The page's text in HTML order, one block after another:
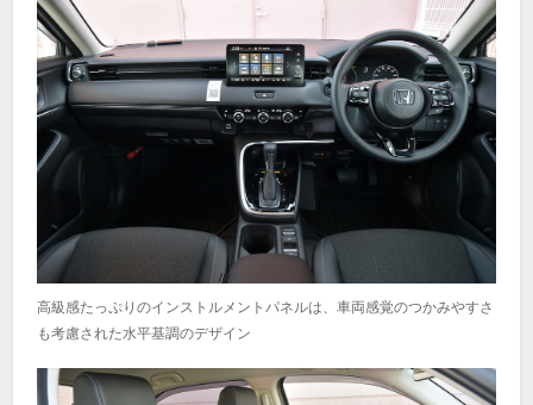
高級感たっぷりのインストルメントパネルは、車両感覚のつかみやすさ
も考慮された水平基調のデザイン